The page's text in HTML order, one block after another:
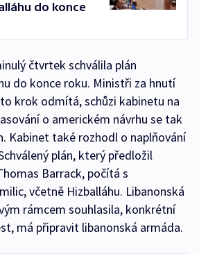
do konce
čtvrtek schválila plán
do konce roku. Ministři za hnutí
krok odmítá, schůzi kabinetu na
o americkém návrhu se tak
Kabinet také rozhodl o naplňování
plán, který předložil
Barrack, počítá s
včetně Hizballáhu. Libanonská
rámcem souhlasila, konkrétní
má připravit libanonská armáda.